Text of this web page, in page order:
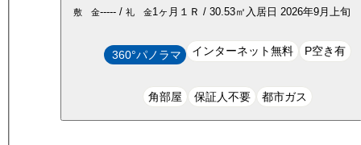
敷 金-----/ 礼 金1ヶ月 １Ｒ / 30.53㎡ 入居日 2026年9月上旬
360°パノラマ インターネット無料 P空き有
角部屋 保証人不要 都市ガス